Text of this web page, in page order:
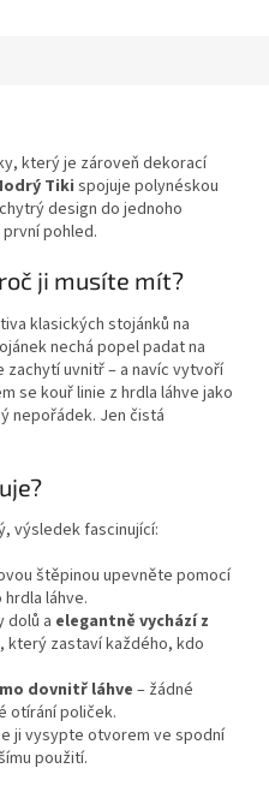
který je zároveň dekorací
Tikispojuje polynéskou
design do jednoho
pohled.
ji musíte mít?
klasických stojánků na
nechá popel padat na
uvnitř – a navíc vytvoří
se kouř linie z hrdla láhve jako
nepořádek. Jen čistá
výsledek fascinující:
štěpinou upevněte pomocí
hrdla láhve.
dolů a elegantně vychází z
který zastaví každého, kdo
dovnitř láhve – žádné
otírání poliček.
ji vysypte otvorem ve spodní
použití.